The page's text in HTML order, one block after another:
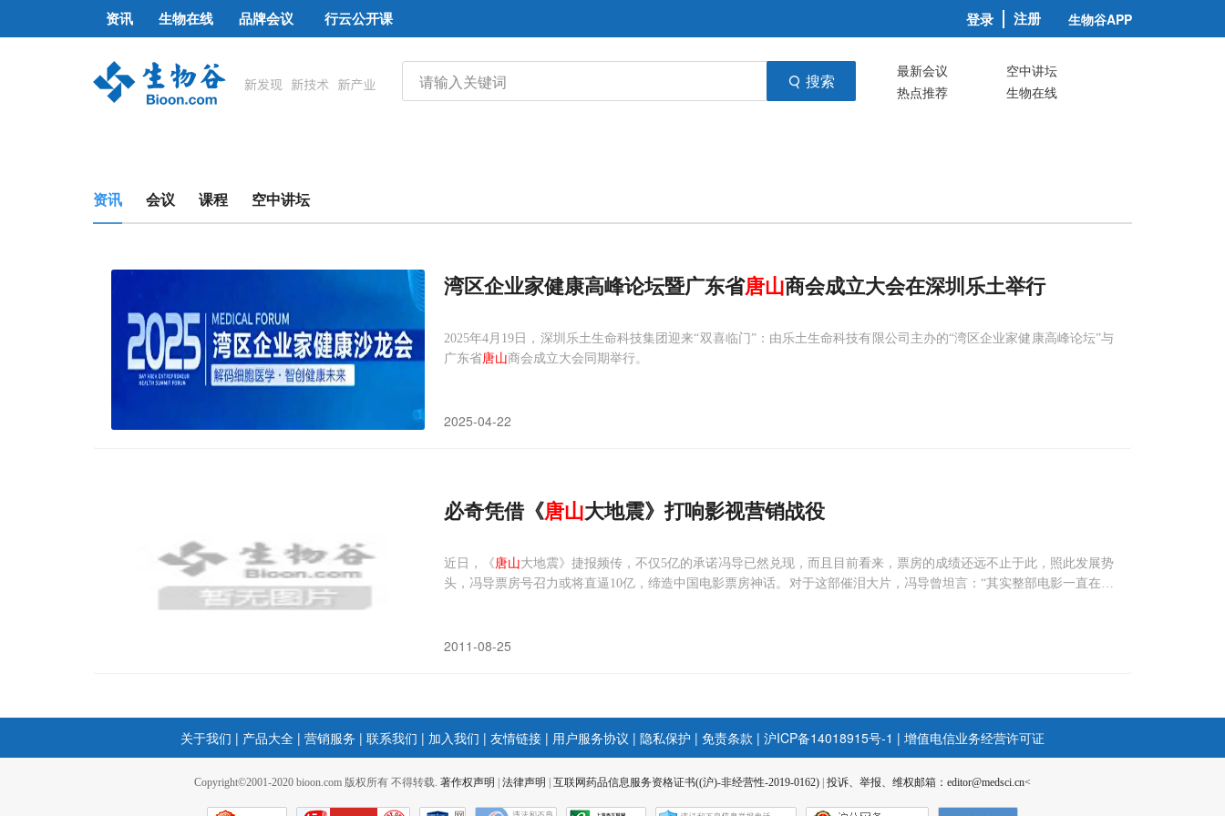
资讯 生物在线 品牌会议 行云公开课 登录 注册 生物谷APP
搜索 最新会议
空中讲坛
热点推荐
生物在线
资讯 会议 课程 空中讲坛
湾区企业家健康高峰论坛暨广东省唐山商会成立大会在深圳乐土举行
2025年4月19日，深圳乐土生命科技集团迎来“双喜临门”：由乐土生命科技有限公司主办的“湾区企业家健康高峰论坛”与
广东省唐山商会成立大会同期举行。
2025-04-22
必奇凭借《唐山大地震》打响影视营销战役
近日，《唐山大地震》捷报频传，不仅5亿的承诺冯导已然兑现，而且目前看来，票房的成绩还远不止于此，照此发展势
头，冯导票房号召力或将直逼10亿，缔造中国电影票房神话。对于这部催泪大片，冯导曾坦言：“其实整部电影一直在修
2011-08-25
关于我们 | 产品大全 | 营销服务 | 联系我们 | 加入我们 | 友情链接 | 用户服务协议 | 隐私保护 | 免责条款 | 沪ICP备14018915号-1 | 增值电信业务经营许可证
Copyright©2001-2020 bioon.com 版权所有 不得转载. 著作权声明 法律声明 互联网药品信息服务资格证书((沪)-非经营性-2019-0162) 投诉、举报、维权邮箱：editor@medsci.cn<